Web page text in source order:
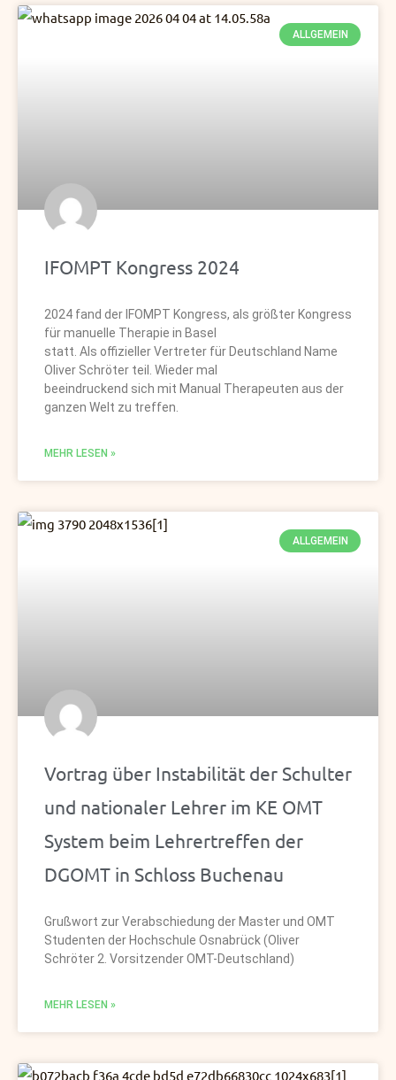
ALLGEMEIN
IFOMPT Kongress 2024
2024 fand der IFOMPT Kongress, als größter Kongress
für manuelle Therapie in Basel
statt. Als offizieller Vertreter für Deutschland Name
Oliver Schröter teil. Wieder mal
beeindruckend sich mit Manual Therapeuten aus der
ganzen Welt zu treffen.
MEHR LESEN »
ALLGEMEIN
Vortrag über Instabilität der Schulter
und nationaler Lehrer im KE OMT
System beim Lehrertreffen der
DGOMT in Schloss Buchenau
Grußwort zur Verabschiedung der Master und OMT
Studenten der Hochschule Osnabrück (Oliver
Schröter 2. Vorsitzender OMT-Deutschland)
MEHR LESEN »